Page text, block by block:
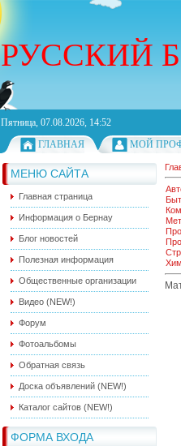
РУССКИЙ
Пятница, 07.08.2026, 14:52
ГЛАВНАЯ
МОЙ
МЕНЮ САЙТА
Главная страница
Информация о Бернау
Блог новостей
Полезная информация
Общественные организации
Видео (NEW!)
Форум
Фотоальбомы
Обратная связь
Доска объявлений (NEW!)
Каталог сайтов (NEW!)
ФОРМА ВХОДА